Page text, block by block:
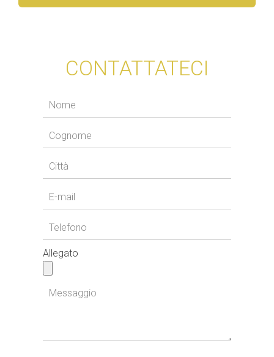
CONTATTATECI
Allegato